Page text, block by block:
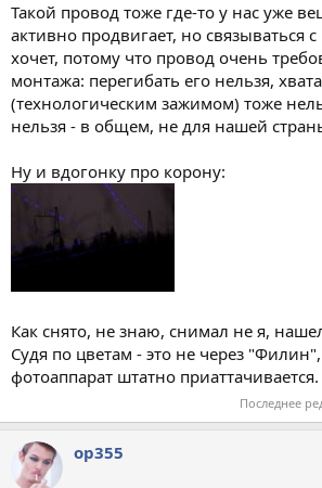
Такой провод тоже где-то у нас уже
активно продвигает, но связываться
хочет, потому что провод очень
монтажа: перегибать его нельзя,
(технологическим зажимом) тоже
нельзя - в общем, не для нашей
Ну и вдогонку про корону:
Как снято, не знаю, снимал не я,
Судя по цветам - это не через
фотоаппарат штатно приаттачивается.
Последнее
op355